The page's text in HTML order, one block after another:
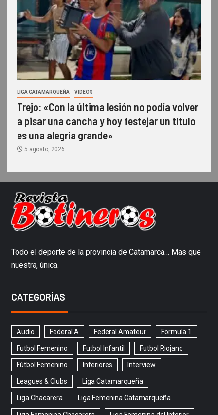
LIGA CATAMARQUEÑA VIDEOS
Trejo: «Con la última lesión no podía volver
a pisar una cancha y hoy festejar un título
es una alegría grande»
5 agosto, 2026
Todo el deporte de la provincia de Catamarca… Mas que
nuestra, única.
CATEGORÍAS
Audio Federal A Federal Amateur Formula 1
Futbol Femenino Futbol Infantil Futbol Riojano
Fútbol Femenino Inferiores Interview
Leagues & Clubs Liga Catamarqueña
Liga Chacarera Liga Femenina Catamarqueña